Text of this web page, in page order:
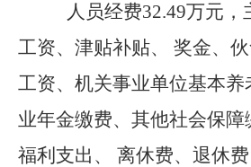
人员经费32.49万元
工资、津贴补贴、 奖金、
工资、机关事业单位基本养
业年金缴费、其他社会保
福利支出、 离休费、退休